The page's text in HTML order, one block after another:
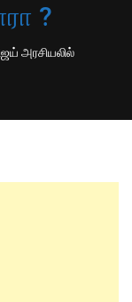
?
அரசியலில்